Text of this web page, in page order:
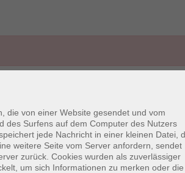
Barrierefreiheitserklärung
die von einer Website gesendet und vom
des Surfens auf dem Computer des Nutzers
jede Nachricht in einer kleinen Datei,
weitere Seite vom Server anfordern, sendet
zurück. Cookies wurden als zuverlässiger
um sich Informationen zu merken oder die